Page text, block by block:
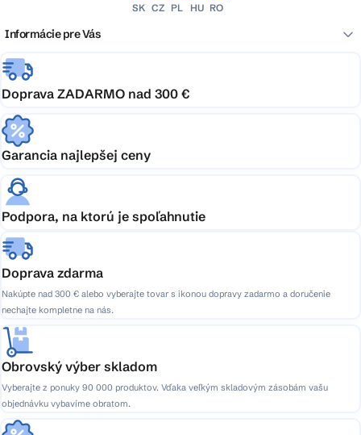
SK CZ PL HU RO
Informácie pre Vás
Doprava ZADARMO nad 300 €
Garancia najlepšej ceny
Podpora, na ktorú je spoľahnutie
Doprava zdarma
Nakúpte nad 300 € alebo vyberajte tovar s ikonou dopravy zadarmo a doručenie
nechajte kompletne na nás.
Obrovský výber skladom
Vyberajte z ponuky 90 000 produktov. Vďaka veľkým skladovým zásobám vašu
objednávku vybavíme obratom.